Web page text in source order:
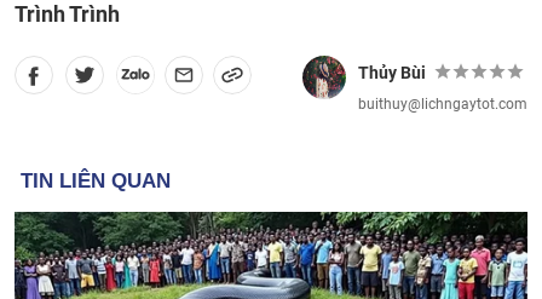
Trình Trình
Thủy Bùi
buithuy@lichngaytot.com